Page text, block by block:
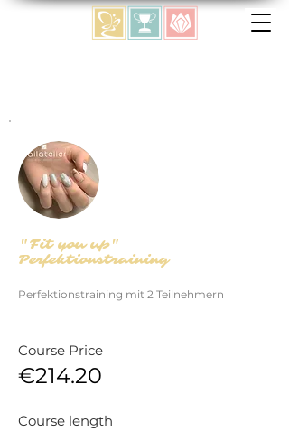
"Fit you up"
Perfektionstraining
Perfektionstraining mit 2 Teilnehmern
Course Price
€214.20
Course length